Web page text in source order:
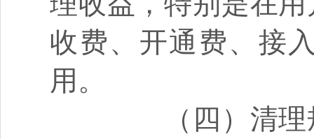
收费、开通费、接
用。
（四）清理